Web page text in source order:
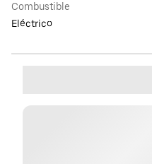
Combustible
Eléctrico